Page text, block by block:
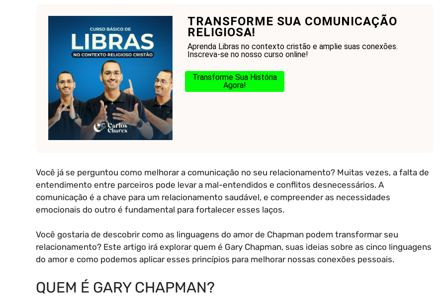
TRANSFORME SUA COMUNICAÇÃO
RELIGIOSA!
Aprenda Libras no contexto cristão e amplie suas conexões.
Inscreva-se no nosso curso online!
Transforme Sua História
Agora!
Você já se perguntou como melhorar a comunicação no seu relacionamento? Muitas vezes, a falta de
entendimento entre parceiros pode levar a mal-entendidos e conflitos desnecessários. A
comunicação é a chave para um relacionamento saudável, e compreender as necessidades
emocionais do outro é fundamental para fortalecer esses laços.
Você gostaria de descobrir como as linguagens do amor de Chapman podem transformar seu
relacionamento? Este artigo irá explorar quem é Gary Chapman, suas ideias sobre as cinco linguagens
do amor e como podemos aplicar esses princípios para melhorar nossas conexões pessoais.
QUEM É GARY CHAPMAN?